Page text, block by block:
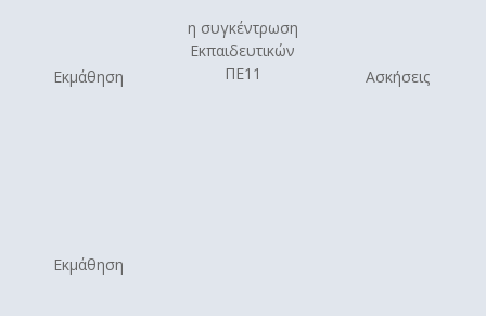
Εκμάθηση
η συγκέντρωση
Εκπαιδευτικών
ΠΕ11
Ασκήσεις
Εκμάθηση